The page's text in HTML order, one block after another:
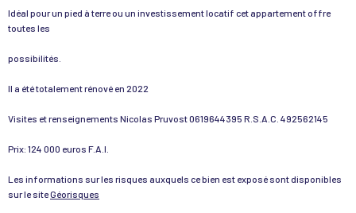
Idéal pour un pied à terre ou un investissement locatif cet appartement offre
toutes les
possibilités.
Il a été totalement rénové en 2022
Visites et renseignements Nicolas Pruvost 0619644395 R.S.A.C. 492562145
Prix: 124 000 euros F.A.I.
Les informations sur les risques auxquels ce bien est exposé sont disponibles
sur le siteGéorisques